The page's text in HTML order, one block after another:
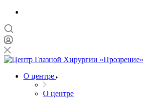
О центре
О центре